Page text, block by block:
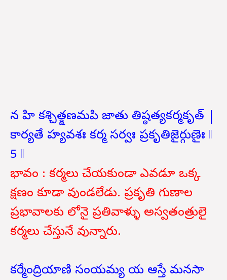
న హి కశ్చిత్క్షణమపి జాతు తిష్ఠత్యకర్మకృత్ |
కార్యతే హ్యవశః కర్మ సర్వః ప్రకృతిజైర్గుణైః ‖
5 ‖
భావం : కర్మలు చేయకుండా ఎవడూ ఒక్క
క్షణం కూడా వుండలేడు. ప్రకృతి గుణాల
ప్రభావాలకు లోనై ప్రతివాళ్ళు అస్వతంత్రులై
కర్మలు చేస్తునే వున్నారు.
కర్మేంద్రియాణి సంయమ్య య ఆస్తే మనసా